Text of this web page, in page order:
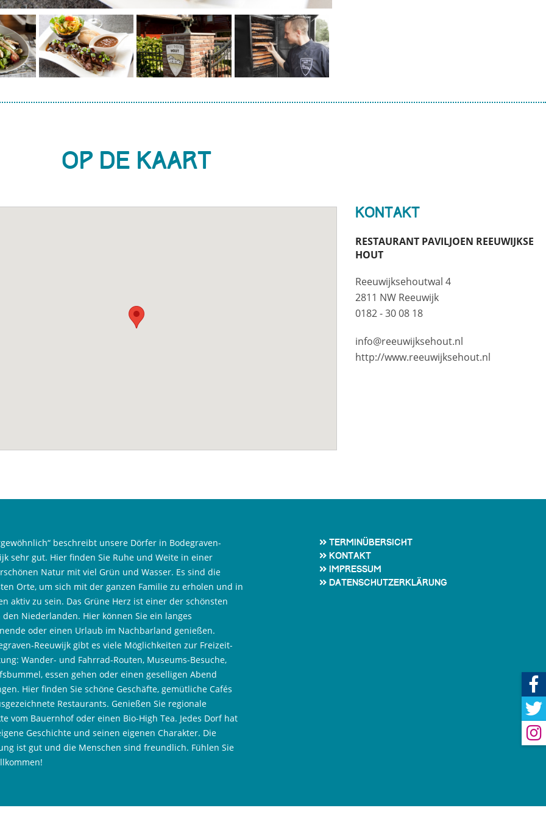
Op de kaart
Kontakt
RESTAURANT PAVILJOEN REEUWIJKSE
HOUT
Reeuwijksehoutwal 4
2811 NW Reeuwijk
0182 - 30 08 18
info@reeuwijksehout.nl
http://www.reeuwijksehout.nl
beschreibt unsere Dörfer in Bodegraven-
sehr gut. Hier finden Sie Ruhe und Weite in einer
Natur mit viel Grün und Wasser. Es sind die
Orte, um sich mit der ganzen Familie zu erholen und in
aktiv zu sein. Das Grüne Herz ist einer der schönsten
Niederlanden. Hier können Sie ein langes
oder einen Urlaub im Nachbarland genießen.
Reeuwijk gibt es viele Möglichkeiten zur Freizeit-
Wander- und Fahrrad-Routen, Museums-Besuche,
essen gehen oder einen geselligen Abend
Hier finden Sie schöne Geschäfte, gemütliche Cafés
Restaurants. Genießen Sie regionale
vom Bauernhof oder einen Bio-High Tea. Jedes Dorf hat
Geschichte und seinen eigenen Charakter. Die
ist gut und die Menschen sind freundlich. Fühlen Sie
Terminübersicht
Kontakt
Impressum
Datenschutzerklärung